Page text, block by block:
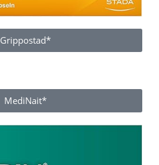
Grippostad*
MediNait*